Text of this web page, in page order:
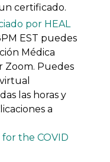
certificado.
por HEAL
EST puedes
Médica
Puedes
las horas y
a
the COVID